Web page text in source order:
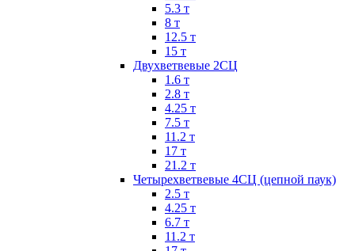
5.3 т
8 т
12.5 т
15 т
Двухветвевые 2СЦ
1.6 т
2.8 т
4.25 т
7.5 т
11.2 т
17 т
21.2 т
Четырехветвевые 4СЦ (цепной паук)
2.5 т
4.25 т
6.7 т
11.2 т